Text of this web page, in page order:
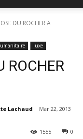
DU ROCHER A
luxe
ROCHER
Lachaud Mar 22, 2013
0
1555